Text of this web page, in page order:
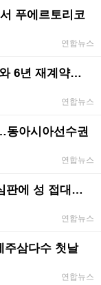
푸에르토리코
연합뉴스
6년 재계약…
연합뉴스
동아시아선수권
연합뉴스
판에 성 접대…
연합뉴스
주삼다수 첫날
연합뉴스